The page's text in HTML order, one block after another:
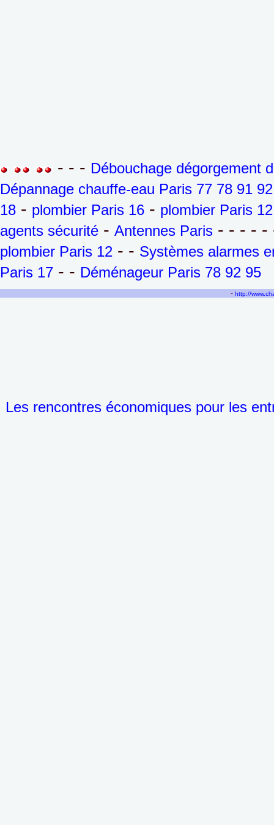
- - - Débouchage dégorgement
Dépannage chauffe-eau Paris 77 78 91
18 - plombier Paris 16 - plombier Paris 12
agents sécurité - Antennes Paris - - - -
plombier Paris 12 - - Systèmes alarmes
Paris 17 - - Déménageur Paris 78 92 95
- http://
Les rencontres économiques pour les